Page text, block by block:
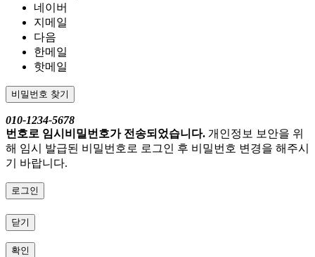
네이버
지메일
다음
한메일
핫메일
비밀번호 찾기
010-1234-5678
번호로 임시비밀번호가 전송되었습니다. 개인정보 보안을 위
해 임시 발급된 비밀번호로 로그인 후 비밀번호 변경을 해주시
기 바랍니다.
로그인
닫기
확인